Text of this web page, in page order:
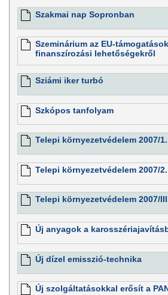
Szakmai nap Sopronban
Szeminárium az EU-
finanszírozási lehetőségekről
Sziámi iker turbó
Szkópos tanfolyam
Telepi környezetvédelem 2007/1.
Telepi környezetvédelem 2007/2.
Telepi környezetvédelem 2007/
Új anyagok a
Új dízel emisszió-technika
Új szolgáltatásokkal erősít a